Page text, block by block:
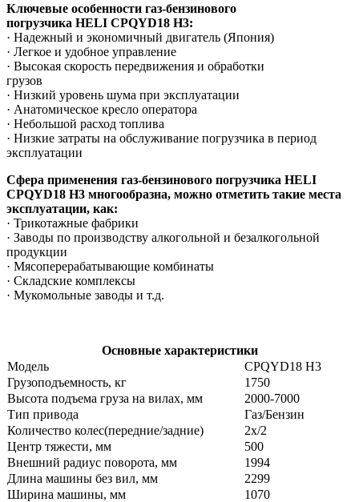
Ключевые особенности газ-бензинового
погрузчика HELI CPQYD18 H3:
· Надежный и экономичный двигатель (Япония)
· Легкое и удобное управление
· Высокая скорость передвижения и обработки
грузов
· Низкий уровень шума при эксплуатации
· Анатомическое кресло оператора
· Небольшой расход топлива
· Низкие затраты на обслуживание погрузчика в период
эксплуатации
Сфера применения газ-бензинового погрузчика HELI
CPQYD18 H3 многообразна, можно отметить такие места
эксплуатации, как:
· Трикотажные фабрики
· Заводы по производству алкогольной и безалкогольной
продукции
· Мясоперерабатывающие комбинаты
· Складские комплексы
· Мукомольные заводы и т.д.
Основные характеристики
Модель
CPQYD18 H3
Грузоподъемность, кг
1750
Высота подъема груза на вилах, мм
2000-7000
Тип привода
Газ/Бензин
Количество колес(передние/задние)
2x/2
Центр тяжести, мм
500
Внешний радиус поворота, мм
1994
Длина машины без вил, мм
2299
Ширина машины, мм
1070